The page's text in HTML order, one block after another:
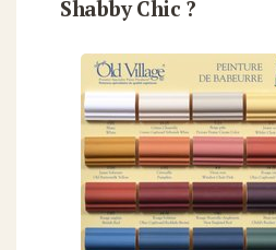
Shabby Chic ?